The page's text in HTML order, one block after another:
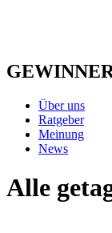
Über uns
Ratgeber
Meinung
News
Alle